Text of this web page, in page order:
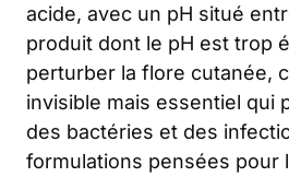
acide, avec un pH situé
produit dont le pH est trop
perturber la flore cutanée,
invisible mais essentiel qui
des bactéries et des
formulations pensées pour